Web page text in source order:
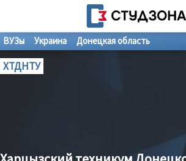
ВУЗы Украина Донецкая область
ХТДНТУ